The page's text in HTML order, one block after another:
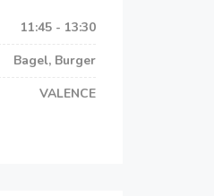
11:45 - 13:30
Bagel, Burger
VALENCE